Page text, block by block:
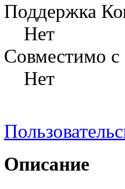
Поддержка
Нет
Совместимо
Нет
Описание